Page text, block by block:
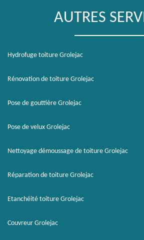
AUTRES
Hydrofuge toiture Grolejac
Rénovation de toiture Grolejac
Pose de gouttière Grolejac
Pose de velux Grolejac
Nettoyage démoussage de toiture Grolejac
Réparation de toiture Grolejac
Etanchéité toiture Grolejac
Couvreur Grolejac